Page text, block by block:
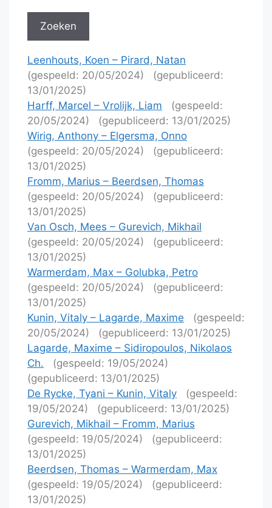
Leenhouts, Koen – Pirard, Natan
(gespeeld: 20/05/2024)
(gepubliceerd:
13/01/2025)
Harff, Marcel – Vrolijk, Liam
(gespeeld:
20/05/2024)
(gepubliceerd: 13/01/2025)
Wirig, Anthony – Elgersma, Onno
(gespeeld: 20/05/2024)
(gepubliceerd:
13/01/2025)
Fromm, Marius – Beerdsen, Thomas
(gespeeld: 20/05/2024)
(gepubliceerd:
13/01/2025)
Van Osch, Mees – Gurevich, Mikhail
(gespeeld: 20/05/2024)
(gepubliceerd:
13/01/2025)
Warmerdam, Max – Golubka, Petro
(gespeeld: 20/05/2024)
(gepubliceerd:
13/01/2025)
Kunin, Vitaly – Lagarde, Maxime
(gespeeld:
20/05/2024)
(gepubliceerd: 13/01/2025)
Lagarde, Maxime – Sidiropoulos, Nikolaos
Ch.
(gespeeld: 19/05/2024)
(gepubliceerd: 13/01/2025)
De Rycke, Tyani – Kunin, Vitaly
(gespeeld:
19/05/2024)
(gepubliceerd: 13/01/2025)
Gurevich, Mikhail – Fromm, Marius
(gespeeld: 19/05/2024)
(gepubliceerd:
13/01/2025)
Beerdsen, Thomas – Warmerdam, Max
(gespeeld: 19/05/2024)
(gepubliceerd:
13/01/2025)